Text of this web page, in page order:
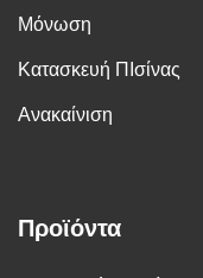
Μόνωση
Κατασκευή ΠΙσίνας
Ανακαίνιση
Προϊόντα